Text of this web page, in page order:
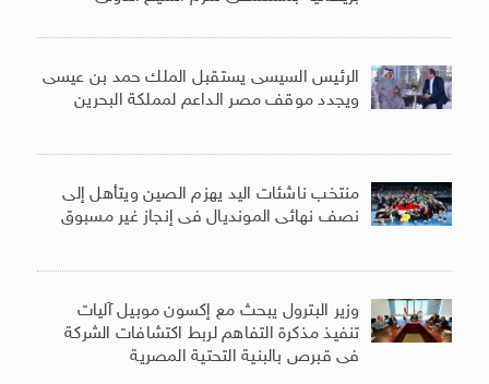
الرئيس السيسى يستقبل الملك حمد بن عيسى
ويجدد موقف مصر الداعم لمملكة البحرين
منتخب ناشئات اليد يهزم الصين ويتأهل إلى
نصف نهائى المونديال فى إنجاز غير مسبوق
وزير البترول يبحث مع إكسون موبيل آليات
تنفيذ مذكرة التفاهم لربط اكتشافات الشركة
فى قبرص بالبنية التحتية المصرية